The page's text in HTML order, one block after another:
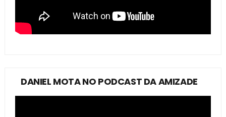
DANIEL MOTA NO PODCAST DA AMIZADE